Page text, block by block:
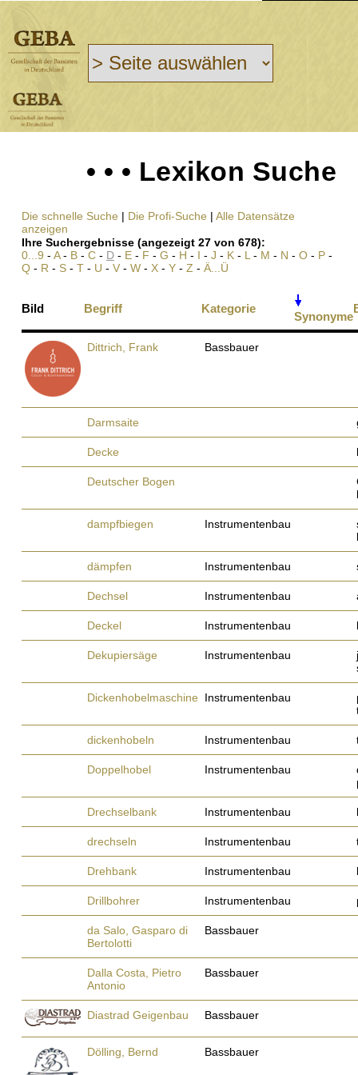
• • • Lexikon Suche
Die schnelle Suche | Die Profi-Suche | Alle Datensätze
anzeigen
Ihre Suchergebnisse (angezeigt 27 von 678):
0...9 - A- B - C - D - E - F - G - H - I - J - K - L - M - N - O - P -
Q - R - S - T - U - V - W - X - Y - Z - Ä...Ü
Bild Begriff Kategorie
Synonyme
Dittrich, Frank Bassbauer
Darmsaite
Decke
Deutscher Bogen
dampfbiegen Instrumentenbau
dämpfen Instrumentenbau
Dechsel Instrumentenbau
Deckel Instrumentenbau
Dekupiersäge Instrumentenbau
Dickenhobelmaschine Instrumentenbau
dickenhobeln Instrumentenbau
Doppelhobel Instrumentenbau
Drechselbank Instrumentenbau
drechseln Instrumentenbau
Drehbank Instrumentenbau
Drillbohrer Instrumentenbau
da Salo, Gasparo di
Bertolotti
Bassbauer
Dalla Costa, Pietro
Antonio
Bassbauer
Diastrad Geigenbau Bassbauer
Dölling, Bernd Bassbauer